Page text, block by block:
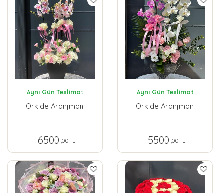
Aynı Gün Teslimat
Orkide Aranjmanı
6500 ,00 TL
Aynı Gün Teslimat
Orkide Aranjmanı
5500 ,00 TL